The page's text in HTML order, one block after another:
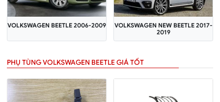
VOLKSWAGEN BEETLE 2006-2009
VOLKSWAGEN NEW BEETLE 2017-
2019
PHỤ TÙNG VOLKSWAGEN BEETLE GIÁ TỐT